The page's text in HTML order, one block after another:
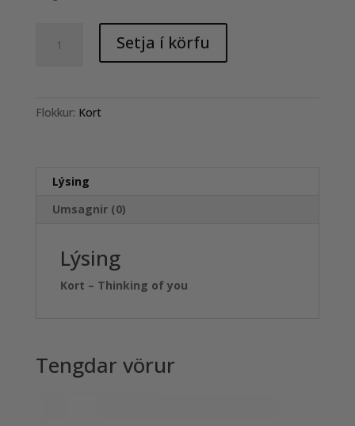
You
Setja í körfu
Flokkur: Kort
Lýsing
Umsagnir (0)
Lýsing
Kort – Thinking of you
Tengdar vörur